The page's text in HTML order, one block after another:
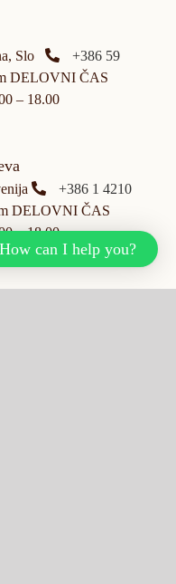
Slo
+386 59
DELOVNI ČAS
– 18.00
+386 1 4210
DELOVNI ČAS
– 18.00
How can I help you?